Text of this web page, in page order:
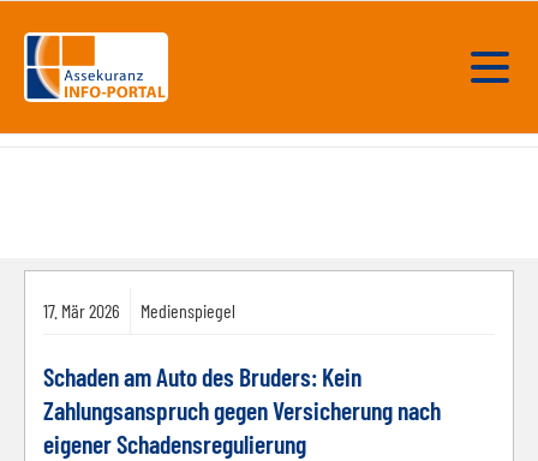
17. Mär2026 Medienspiegel
Schaden am Auto des Bruders: Kein
Zahlungsanspruch gegen Versicherung nach
eigener Schadensregulierung